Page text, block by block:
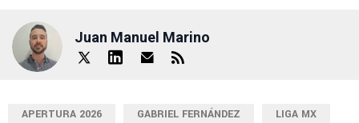
Juan Manuel Marino
APERTURA 2026 GABRIEL FERNÁNDEZ LIGA MX